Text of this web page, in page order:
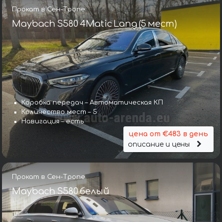
Прокат в Сен-Тропе
Maybach S580 4Matic Lang (5 мест)
Коробка передач – Автоматическая КП
Количество мест – 5
Навигация – есть
цена от €483 в день
описание и цены
Прокат в Сен-Тропе
Maybach S580 белый